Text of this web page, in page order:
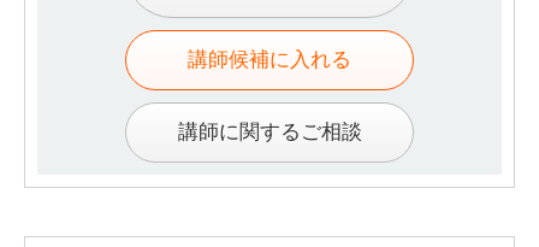
講師候補に入れる
講師に関するご相談